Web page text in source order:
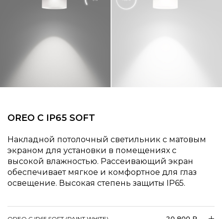
OREO C IP65 SOFT
Накладной потолочный светильник с матовым
экраном для установки в помещениях с
высокой влажностью. Рассеивающий экран
обеспечивает мягкое и комфортное для глаз
освещение. Высокая степень защиты IP65.